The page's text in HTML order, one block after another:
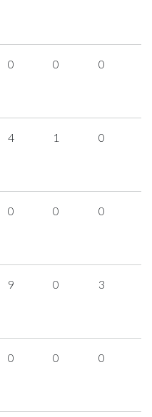
0 0 0
4 1 0
0 0 0
9 0 3
0 0 0